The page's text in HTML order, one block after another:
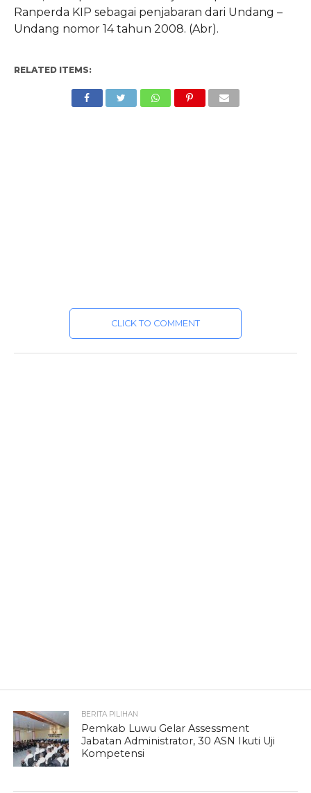
Ranperda KIP sebagai penjabaran dari Undang –
Undang nomor 14 tahun 2008. (Abr).
RELATED ITEMS:
CLICK TO COMMENT
BERITA PILIHAN
Pemkab Luwu Gelar Assessment
Jabatan Administrator, 30 ASN Ikuti Uji
Kompetensi